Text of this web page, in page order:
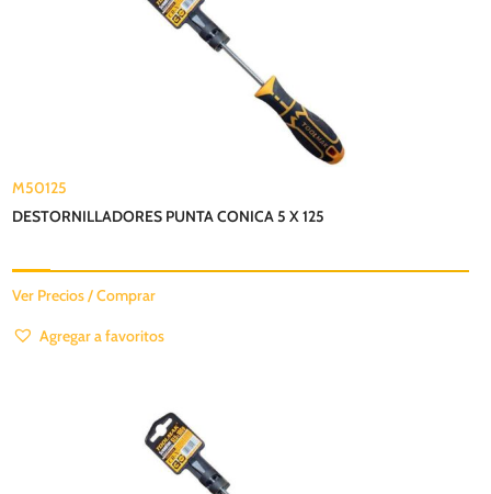
M50125
DESTORNILLADORES PUNTA CONICA 5 X 125
Ver Precios / Comprar
Agregar a favoritos